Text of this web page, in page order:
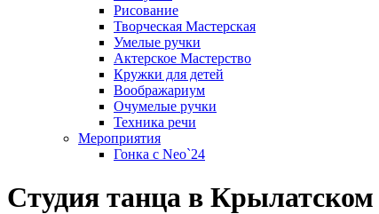
Рисование
Творческая Мастерская
Умелые ручки
Актерское Мастерство
Кружки для детей
Воображариум
Очумелые ручки
Техника речи
Мероприятия
Гонка с Neo`24
Студия танца в Крылатском